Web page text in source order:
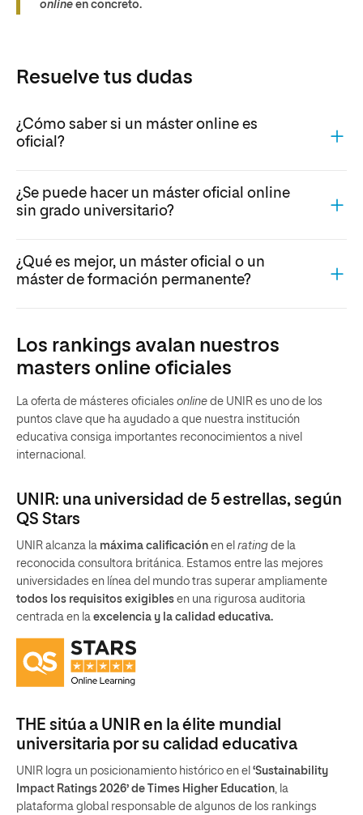
online en concreto.
Resuelve tus dudas
¿Cómo saber si un máster online es
oficial?
¿Se puede hacer un máster oficial online
sin grado universitario?
¿Qué es mejor, un máster oficial o un
máster de formación permanente?
Los rankings avalan nuestros
masters online oficiales
La oferta de másteres oficiales online de UNIR es uno de los
puntos clave que ha ayudado a que nuestra institución
educativa consiga importantes reconocimientos a nivel
internacional.
UNIR: una universidad de 5 estrellas, según
QS Stars
UNIR alcanza la máxima calificación en el rating de la
reconocida consultora británica. Estamos entre las mejores
universidades en línea del mundo tras superar ampliamente
todos los requisitos exigibles en una rigurosa auditoria
centrada en la excelencia y la calidad educativa.
THE sitúa a UNIR en la élite mundial
universitaria por su calidad educativa
UNIR logra un posicionamiento histórico en el ‘Sustainability
Impact Ratings 2026’ de Times Higher Education , la
plataforma global responsable de algunos de los rankings